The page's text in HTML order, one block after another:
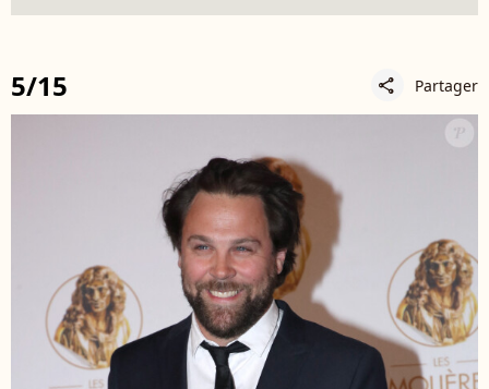
5/15 share Partager